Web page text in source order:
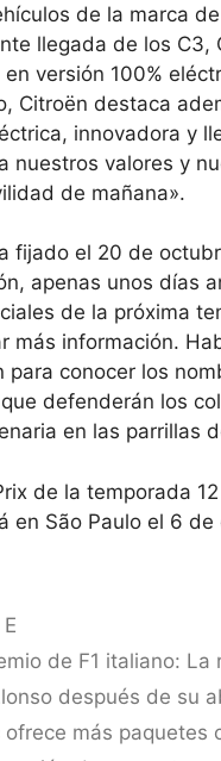
de la marca
llegada de los C3,
versión 100%
Citroën destaca
innovadora y
nuestros valores y
de mañana».
fijado el 20 de
apenas unos días
de la próxima
más información.
para conocer los
defenderán los
en las parrillas
de la temporada
en São Paulo el 6 de
de F1 italiano: La
después de su
ofrece más paquetes